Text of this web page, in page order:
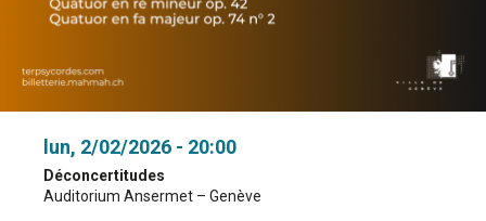
lun, 2/02/2026 - 20:00
Déconcertitudes
Auditorium Ansermet – Genève